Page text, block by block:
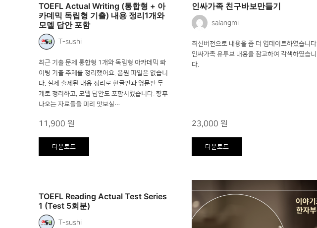
TOEFL Actual Writing (통합형 + 아
카데믹 독립형 기출) 내용 정리1개와
모델 답안 포함
T-sushi
최근 기출 문제 통합형 1개와 독립형 아카데믹 롸
이팅 기출 주제를 정리했어요. 음원 파일은 없습니
다. 실제 출제된 내용 정리로 한글판과 영문판 두
개로 정리하고, 모델 답안도 포함시켰습니다. 향후
나오는 자료들을 미리 맛보실…
11,900 원
다운로드
인싸가족 친구바보만들기
salangmi
최신버전으로 내용을 좀 더 업데이트하였습니다.
인싸가족 유투브 내용을 참고하여 각색하였습니
다.
23,000 원
다운로드
TOEFL Reading Actual Test Series
1 (Test 5회분)
T-sushi